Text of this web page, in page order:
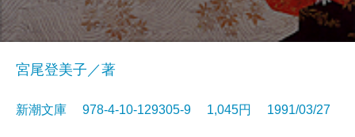
宮尾登美子／著
新潮文庫 978-4-10-129305-9 1,045円 1991/03/27